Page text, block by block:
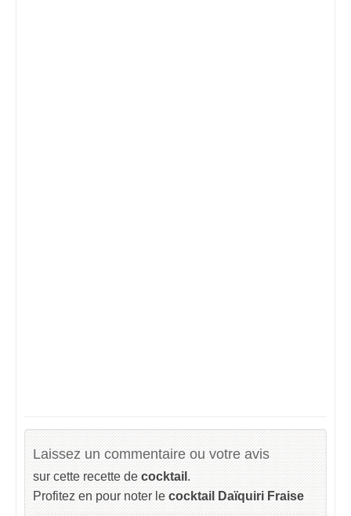
Laissez un commentaire ou votre avis
sur cette recette de cocktail .
Profitez en pour noter le cocktail Daïquiri Fraise